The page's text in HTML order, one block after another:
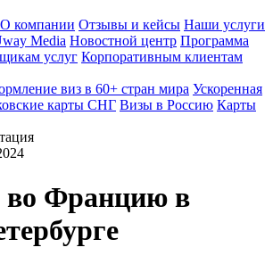
О компании Отзывы и кейсы Наши услуги
Media Новостной центр Программа
услуг Корпоративным клиентам
виз в 60+ стран мира Ускоренная
карты СНГ Визы в Россию Карты
Францию в